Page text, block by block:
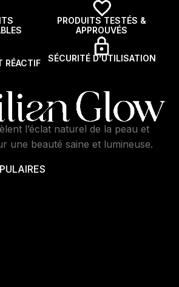
PRODUITS TESTÉS &
APPROUVÉS
RÉACTIF SÉCURITÉ D’UTILISATION
l’éclat naturel de la peau et
une beauté saine et lumineuse.